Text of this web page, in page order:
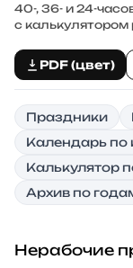
40-, 36- и 24-
с калькулятором
PDF (цвет)
Праздники
Календарь по
Калькулятор
Архив по
Нерабочие